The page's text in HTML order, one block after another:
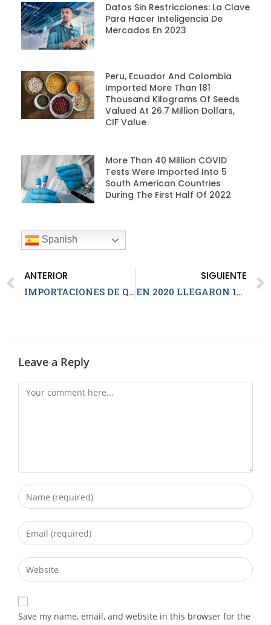
Datos Sin Restricciones: La Clave
Para Hacer Inteligencia De
Mercados En 2023
Peru, Ecuador And Colombia
Imported More Than 181
Thousand Kilograms Of Seeds
Valued At 26.7 Million Dollars,
CIF Value
More Than 40 Million COVID
Tests Were Imported Into 5
South American Countries
During The First Half Of 2022
Spanish
ANTERIOR
IMPORTACIONES DE QUÍMICA BÁSICA EN COLOMBIA CAEN 24%, ENTRE ENERO Y AGOSTO DE 2020
SIGUIENTE
EN 2020 LLEGARON 178 MIL CALENTADORES A COLOMBIA, MERCANCÍA QUE COSTÓ CERCA DE 14 MILLONES DE DÓLARES
Leave a Reply
Save my name, email, and website in this browser for the